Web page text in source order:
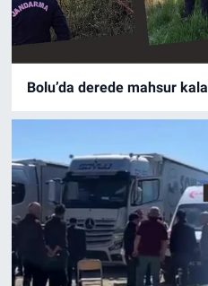
Bolu’da derede mahsur